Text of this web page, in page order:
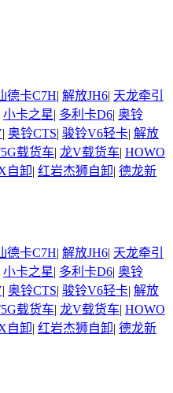
德卡C7H| 解放JH6| 天龙牵引
小卡之星| 多利卡D6| 奥铃
| 奥铃CTS| 骏铃V6轻卡| 解放
载货车| 龙V载货车| HOWO
自卸| 红岩杰狮自卸| 德龙新
德卡C7H| 解放JH6| 天龙牵引
小卡之星| 多利卡D6| 奥铃
| 奥铃CTS| 骏铃V6轻卡| 解放
载货车| 龙V载货车| HOWO
自卸| 红岩杰狮自卸| 德龙新